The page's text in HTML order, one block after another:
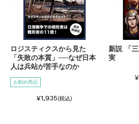
ロジスティクスから見た
「失敗の本質」──なぜ日本
人は兵站が苦手なのか
お勧め商品
¥1,935(税込)
新説 「
実